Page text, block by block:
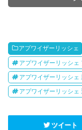
アプワイザーリッシェ
アプワイザーリッシェ
アプワイザーリッシェ
アプワイザーリッシェ
ツイート